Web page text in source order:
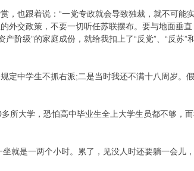
也跟着说：“一党专政就会导致独裁，就不可能
交政策，不要一切听任苏联摆布。要与地面垂
阶级”的家庭成份，就给我扣上了“反党”、“反苏”
中学生不抓右派;二是当时我还不满十八周岁。
大学，恐怕高中毕业生全上大学生员都不够，
是一两个小时。累了，见没人时还要躺一会儿